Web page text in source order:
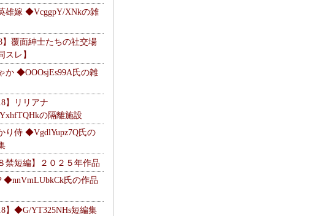
雄嫁 ◆VcggpY/XNkの雑
】覆面紳士たちの社交場
スレ】
か ◆OOOsjEs99A氏の雑
】リリアナ
の隔離施設
り侍 ◆VgdlYupz7Q氏の
禁短編】２０２５年作品
◆nnVmLUbkCk氏の作品
】◆G/YT325NHs短編集